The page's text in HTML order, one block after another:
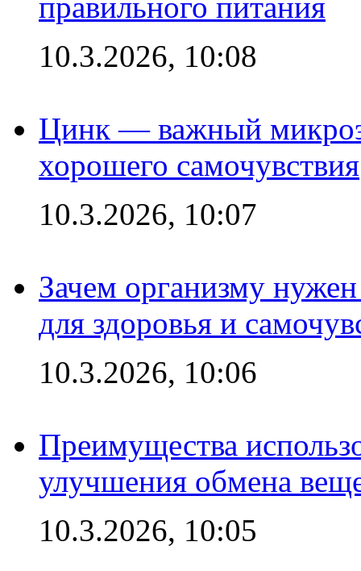
10.3.2026, 10:08
Цинк — важный
хорошего самочувствия
10.3.2026, 10:07
Зачем организму
для здоровья и
10.3.2026, 10:06
Преимущества
улучшения обмена
10.3.2026, 10:05